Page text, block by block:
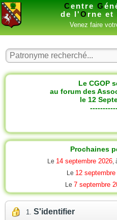
Centre G
de l'O rne et
Venez faire
Le CGOP
au forum des
le 12
Prochaines
Le 14 septembre 2026,
Le 12 septembre
Le 7 septembre
S'identifier